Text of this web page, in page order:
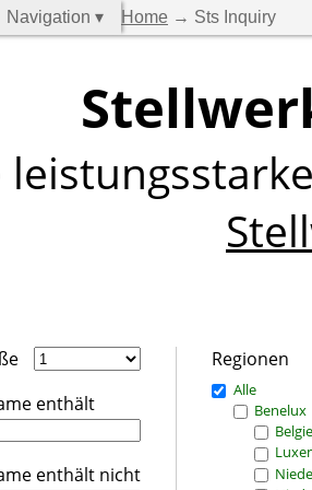
Navigation ▾ Home → Sts Inquiry
enthält
enthält nicht
Regionen
Alle
Benelux